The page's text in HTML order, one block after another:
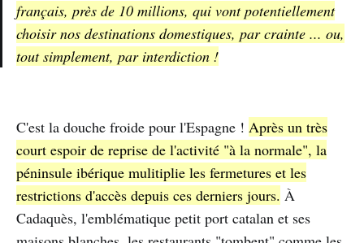
français, près de 10 millions, qui vont potentiellement
choisir nos destinations domestiques, par crainte ... ou,
tout simplement, par interdiction !
C'est la douche froide pour l'Espagne ! Après un très
court espoir de reprise de l'activité "à la normale", la
péninsule ibérique mulitiplie les fermetures et les
restrictions d'accès depuis ces derniers jours. À
Cadaquès, l'emblématique petit port catalan et ses